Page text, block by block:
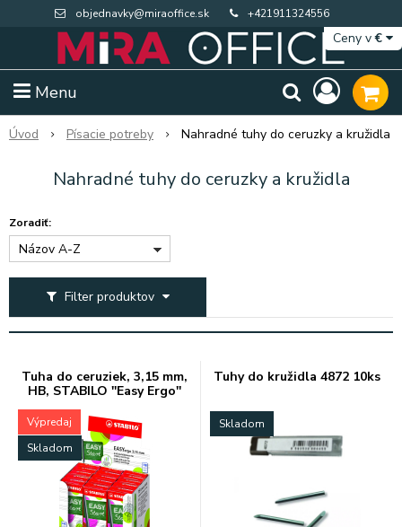
objednavky@miraoffice.sk +421911324556
Menu
Ceny v€
Úvod Písacie potreby Nahradné tuhy do ceruzky a kružidla
Nahradné tuhy do ceruzky a kružidla
Filter produktov
Zoradiť:
Názov A-Z
Tuha do ceruziek, 3,15 mm,
HB, STABILO ''Easy Ergo''
Výpredaj
Skladom
Tuhy do kružidla 4872 10ks
Skladom